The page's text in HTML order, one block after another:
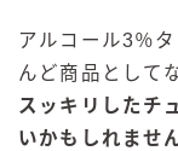
アルコール3％
んど商品として
スッキリしたチ
いかもしれませ